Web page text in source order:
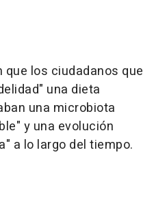
los ciudadanos que
una dieta
una microbiota
y una evolución
a lo largo del tiempo.